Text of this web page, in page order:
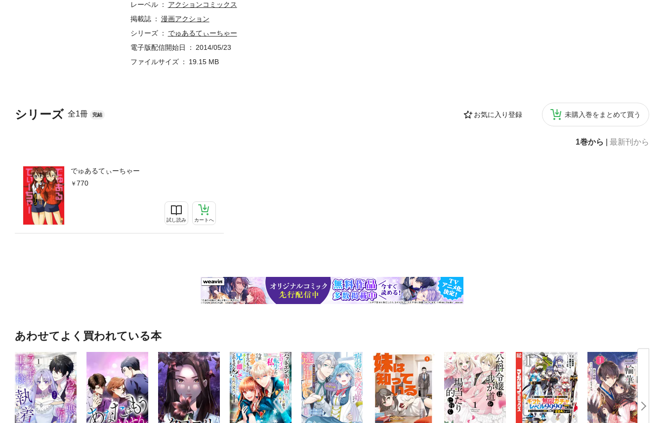
シリーズ 全1冊 完結 お気に入り登録 未購入巻をまとめて買う
1巻から 最新刊から
でゅあるてぃーちゃー
770
試し読み カートへ
レーベル
アクションコミックス
掲載誌
漫画アクション
シリーズ
でゅあるてぃーちゃー
電子版配信開始日
2014/05/23
ファイルサイズ
19.15 MB
あわせてよく買われている本